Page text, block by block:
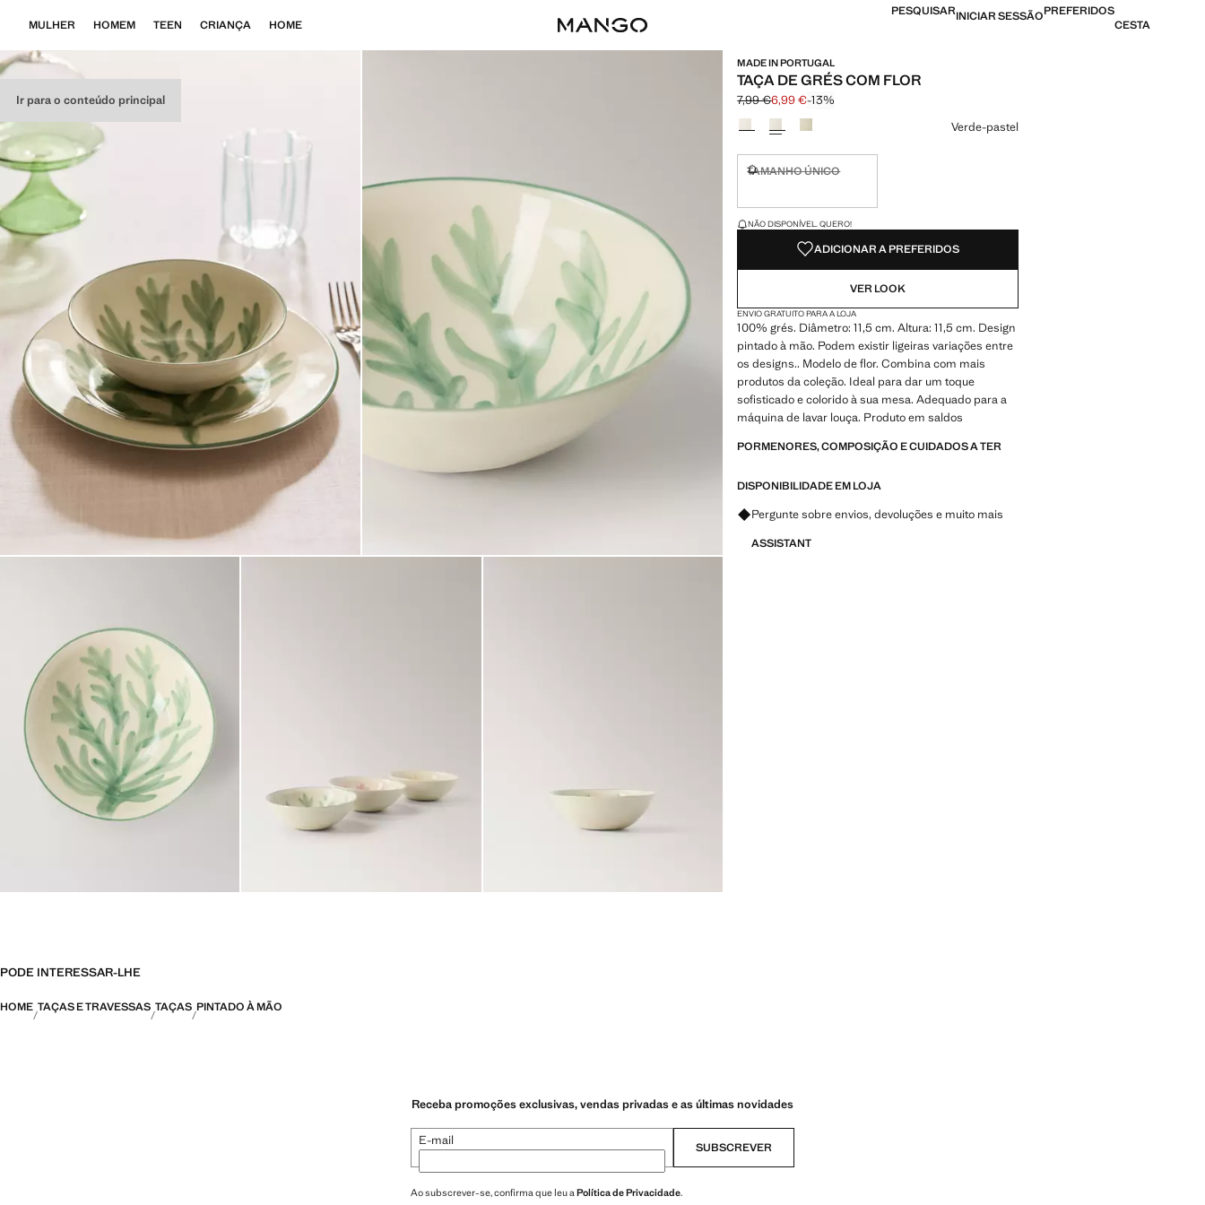
Ir para o conteúdo principal
MULHER HOMEM TEEN CRIANÇA HOME
PESQUISARINICIAR SESSÃOPREFERIDOS
CESTA
MADE IN PORTUGAL
TAÇA DE GRÉS COM FLOR
Preço inicial riscado [7,99 € ]
7,99 €
Preço atual [6,99 € ]
6,99 €-13%
Selecione uma cor
Verde-pastel
TAMANHO ÚNICO
ÚLTIMAS UNIDADES!
NÃO DISPONÍVEL. QUERO!
ADICIONAR A PREFERIDOS
VER LOOK
ENVIO GRATUITO PARA A LOJA
100% grés. Diâmetro: 11,5 cm. Altura: 11,5 cm. Design
pintado à mão. Podem existir ligeiras variações entre
os designs.. Modelo de flor. Combina com mais
produtos da coleção. Ideal para dar um toque
sofisticado e colorido à sua mesa. Adequado para a
máquina de lavar louça. Produto em saldos
PORMENORES, COMPOSIÇÃO E CUIDADOS A TER
DISPONIBILIDADE EM LOJA
Pergunte sobre envios, devoluções e muito mais
ASSISTANT
PODE INTERESSAR-LHE
HOME TAÇAS E TRAVESSAS TAÇAS PINTADO À MÃO
Receba promoções exclusivas, vendas privadas e as últimas novidades
E-mail SUBSCREVER
Ao subscrever-se, confirma que leu aPolítica de Privacidade.